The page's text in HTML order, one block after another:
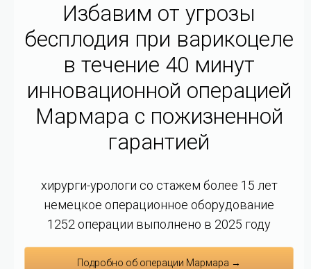
Избавим от угрозы
бесплодия при варикоцеле
в течение 40 минут
инновационной операцией
Мармара c пожизненной
гарантией
хирурги-урологи со стажем более 15 лет
немецкое операционное оборудование
1252 операции выполнено в 2025 году
Подробно об операции Мармара →